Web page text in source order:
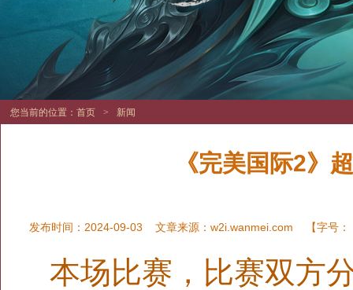
您当前的位置： 首页 > 新闻
《完美国际2》
发布时间：2024-09-03 文章来源： w2i.wanmei.com 【字号：
本场比赛，比赛双方